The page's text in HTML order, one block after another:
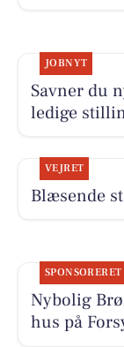
JOBNYT
Savner du
ledige
VEJRET
Blæsende
SPONSORERET
Nybolig
hus på